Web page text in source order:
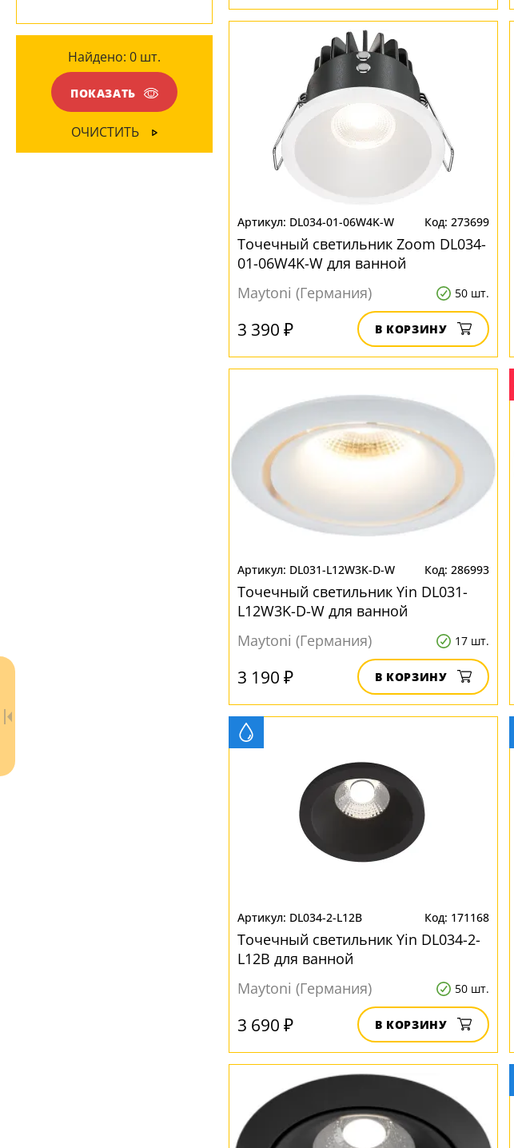
- бесплатно по России
DL034-01-06W4K-W 273699
Точечный светильник Zoom DL034-
01-06W4K-W для ванной
Maytoni (Германия)
50 шт.
3 390 ₽ В КОРЗИНУ
DL031-L12W3K-D-W 286993
Точечный светильник Yin DL031-
L12W3K-D-W для ванной
Maytoni (Германия)
17 шт.
3 190 ₽ В КОРЗИНУ
DL034-2-L12B 171168
Точечный светильник Yin DL034-2-
L12B для ванной
Maytoni (Германия)
50 шт.
3 690 ₽ В КОРЗИНУ
Пластик(10)
ЦВЕТ ПЛАФОНОВ
Белый(30)
Найдено: 0 шт.
ПОКАЗАТЬ
ОЧИСТИТЬ